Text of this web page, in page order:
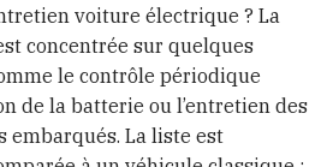
voiture électrique ? La
concentrée sur quelques
le contrôle périodique
de la batterie ou l’entretien des
embarqués. La liste est